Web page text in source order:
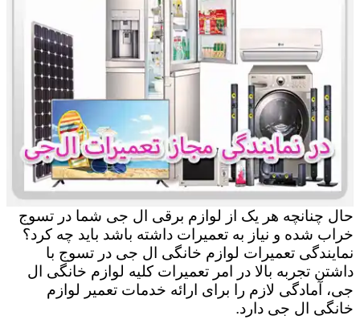
حال چنانچه هر یک از لوازم برقی ال جی شما در تسوج
خراب شده و نیاز به تعمیرات داشته باشد باید چه کرد؟
نمایندگی تعمیرات لوازم خانگی ال جی در تسوج با
داشتن تجربه بالا در امر تعمیرات کلیه لوازم خانگی ال
جی، آمادگی لازم را برای ارائه خدمات تعمیر لوازم
خانگی ال جی دارد.